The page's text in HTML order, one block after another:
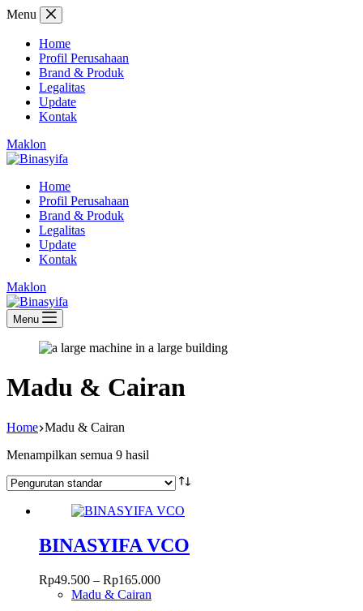
Skip
content
Menu
Home
Profil Perusahaan
Brand & Produk
Legalitas
Update
Kontak
Maklon
Home
Profil Perusahaan
Brand & Produk
Legalitas
Update
Kontak
Maklon
Menu
Madu & Cairan
Home Madu & Cairan
Menampilkan semua 9 hasil
BINASYIFA VCO
Rp49.500 – Rp165.000Rentang
Madu & Cairan